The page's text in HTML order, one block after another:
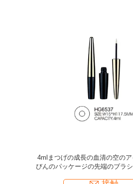
3mlアルミニウム空のアイライ
つげの接着剤の液体アイライ